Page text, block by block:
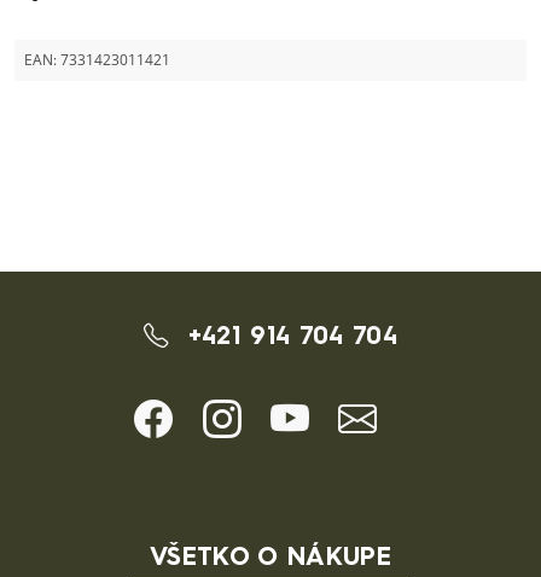
EAN:7331423011421
+421 914 704 704
VŠETKO O NÁKUPE